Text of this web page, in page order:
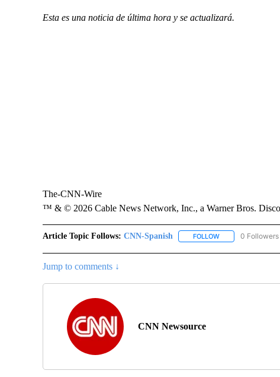
Esta es una noticia de última hora y se actualizará.
The-CNN-Wire
™ & © 2026 Cable News Network, Inc., a Warner Bros.
Article Topic Follows: CNN-Spanish FOLLOWFOLLOW "CNN-
0 Followers
Jump to comments ↓
CNN Newsource